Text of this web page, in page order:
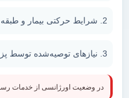
شرایط حرکتی بیمار و طبقه
نیازهای توصیه‌شده توسط
در وضعیت اورژانسی از خدمات